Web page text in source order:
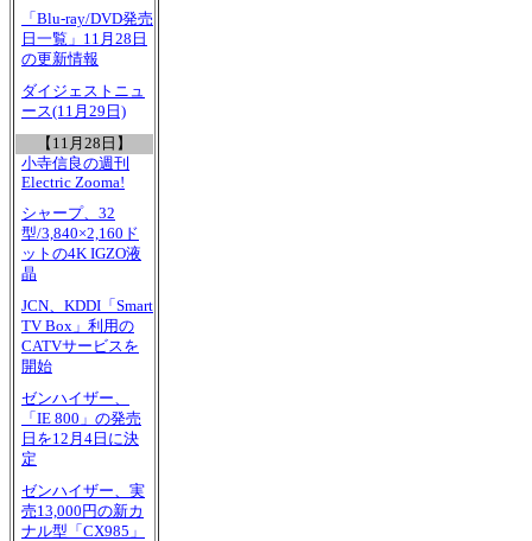
「Blu-ray/DVD発売
日一覧」11月28日
の更新情報
ダイジェストニュ
ース(11月29日)
【11月28日】
小寺信良の週刊
Electric Zooma!
シャープ、32
型/3,840×2,160ド
ットの4K IGZO液
晶
JCN、KDDI「Smart
TV Box」利用の
CATVサービスを
開始
ゼンハイザー、
「IE 800」の発売
日を12月4日に決
定
ゼンハイザー、実
売13,000円の新カ
ナル型「CX985」